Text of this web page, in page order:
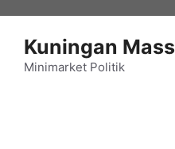
Kuningan Mass
Minimarket Politik